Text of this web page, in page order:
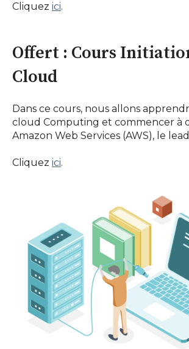
Cliquez ici.
Offert : Cours
Cloud
Dans ce cours, nous allons
cloud Computing et commencer à
Amazon Web Services (AWS), le
Cliquez ici.